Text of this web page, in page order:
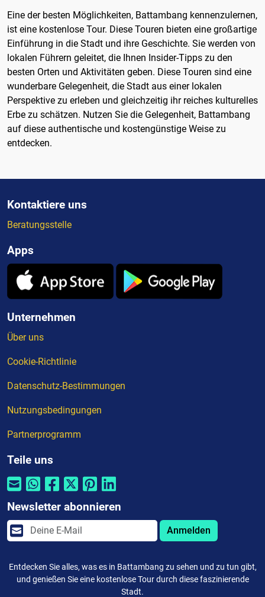
Eine der besten Möglichkeiten, Battambang kennenzulernen,
ist eine kostenlose Tour. Diese Touren bieten eine großartige
Einführung in die Stadt und ihre Geschichte. Sie werden von
lokalen Führern geleitet, die Ihnen Insider-Tipps zu den
besten Orten und Aktivitäten geben. Diese Touren sind eine
wunderbare Gelegenheit, die Stadt aus einer lokalen
Perspektive zu erleben und gleichzeitig ihr reiches kulturelles
Erbe zu schätzen. Nutzen Sie die Gelegenheit, Battambang
auf diese authentische und kostengünstige Weise zu
entdecken.
Kontaktiere uns
Beratungsstelle
Apps
Unternehmen
Über uns
Cookie-Richtlinie
Datenschutz-Bestimmungen
Nutzungsbedingungen
Partnerprogramm
Teile uns
Newsletter abonnieren
Anmelden
Entdecken Sie alles, was es in Battambang zu sehen und zu tun gibt,
und genießen Sie eine kostenlose Tour durch diese faszinierende
Stadt.